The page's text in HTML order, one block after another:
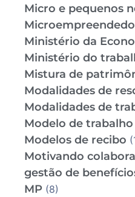
Micro e pequenos
Ministério da
Ministério do
Mistura de
Modalidades de
Modalidades de
Modelo de trabalho
Modelos de recibo
Motivando
gestão de
MP (8)